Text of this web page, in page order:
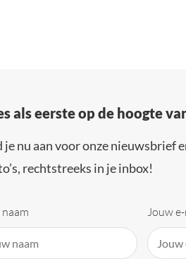
als eerste op de hoogte
je nu aan voor onze nieuwsbrief
rechtstreeks in je inbox!
Jouw